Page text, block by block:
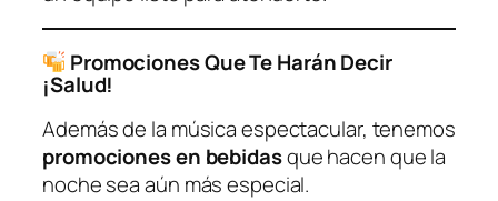
Promociones Que Te Harán Decir
¡Salud!
Además de la música espectacular, tenemos
promociones en bebidasque hacen que la
noche sea aún más especial.